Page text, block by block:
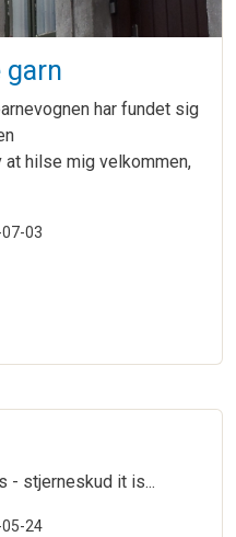
garn
har fundet sig
hilse mig velkommen,
03
- stjerneskud it is...
24